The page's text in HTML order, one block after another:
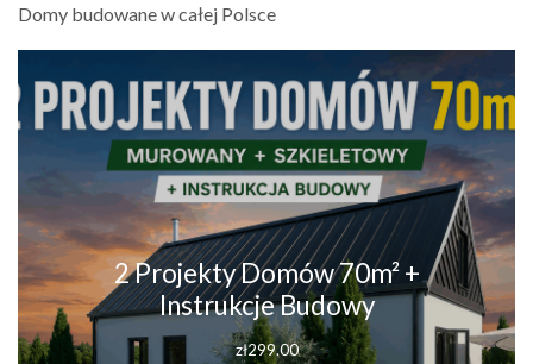
Domy budowane w całej Polsce
2 Projekty Domów 70m² +
Instrukcje Budowy
zł299.00